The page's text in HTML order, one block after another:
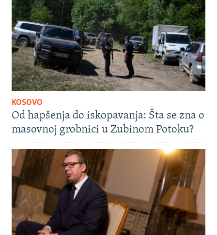
KOSOVO
Od hapšenja do iskopavanja: Šta se zna o
masovnoj grobnici u Zubinom Potoku?